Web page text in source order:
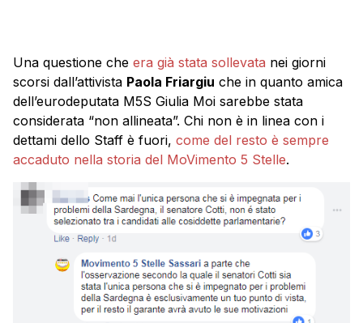
Una questione che era già stata sollevata nei giorni
scorsi dall’attivista Paola Friargiu che in quanto amica
dell’eurodeputata M5S Giulia Moi sarebbe stata
considerata “non allineata”. Chi non è in linea con i
dettami dello Staff è fuori, come del resto è sempre
accaduto nella storia del MoVimento 5 Stelle.